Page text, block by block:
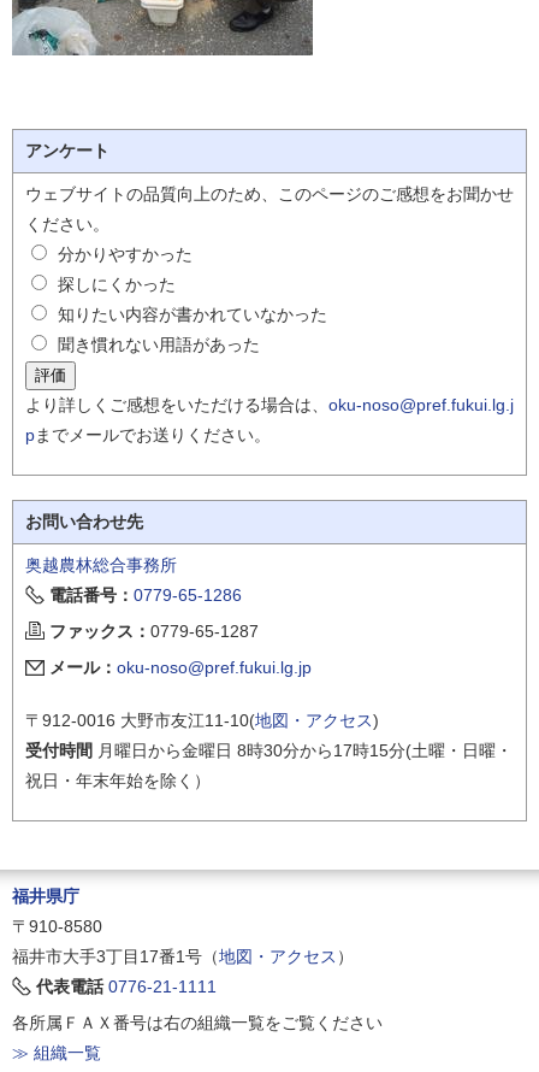
アンケート
ウェブサイトの品質向上のため、このページのご感想をお聞かせ
ください。
分かりやすかった
探しにくかった
知りたい内容が書かれていなかった
聞き慣れない用語があった
より詳しくご感想をいただける場合は、 oku-noso@pref.fukui.lg.j
pまでメールでお送りください。
お問い合わせ先
奥越農林総合事務所
電話番号： 0779-65-1286
ファックス： 0779-65-1287
メール： oku-noso@pref.fukui.lg.jp
〒912-0016 大野市友江11-10(地図・アクセス)
受付時間 月曜日から金曜日 8時30分から17時15分(土曜・日曜・
祝日・年末年始を除く）
福井県庁
〒910-8580
福井市大手3丁目17番1号（地図・アクセス ）
代表電話 0776-21-1111
各所属ＦＡＸ番号は右の組織一覧をご覧ください
≫ 組織一覧